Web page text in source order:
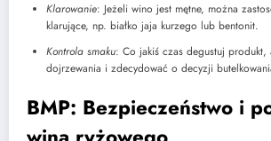
Klarowanie: Jeżeli wino jest mętne, można
klarujące, np. białko jaja kurzego lub bentonit.
Kontrola smaku: Co jakiś czas degustuj produkt,
dojrzewania i zdecydować o decyzji
BMP: Bezpieczeństwo i